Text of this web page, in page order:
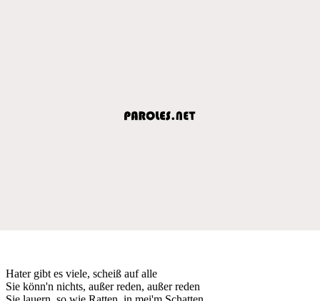
Hater gibt es viele, scheiß auf alle
Sie könn'n nichts, außer reden, außer reden